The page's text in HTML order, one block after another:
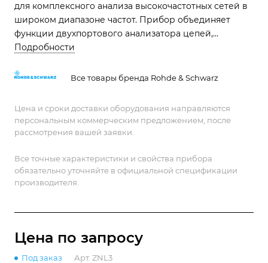
для комплексного анализа высокочастотных сетей в
широком диапазоне частот. Прибор объединяет
функции двухпортового анализатора цепей,
анализатора спектра и измерителя мощности.
Подробности
Все товары бренда Rohde & Schwarz
Цена и сроки доставки оборудования направляются
персональным коммерческим предложением, после
рассмотрения вашей заявки.
Все точные характеристики и свойства прибора
обязательно уточняйте в официальной спецификации
производителя.
Цена по запросу
Под заказ Арт. ZNL3